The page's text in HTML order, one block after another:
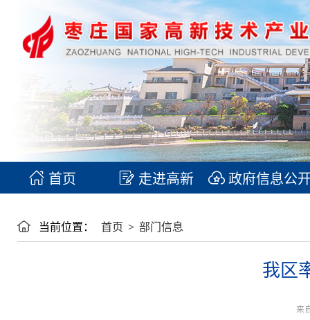
首页 走进高新 政府信息公
当前位置： 首页 > 部门信息
我区
来